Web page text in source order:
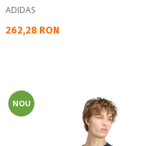
ADIDAS
Текуща цена:
262,28 RON
NOU